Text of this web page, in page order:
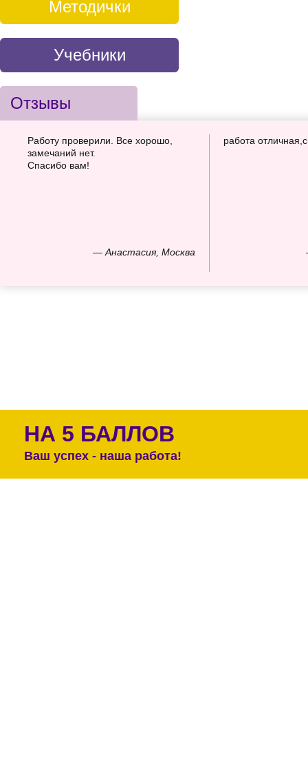
Методички
Учебники
Отзывы
— Анастасия, Москва
Работу проверили. Все хорошо,
замечаний нет.
Спасибо вам!
работа
НА 5 БАЛЛОВ
Ваш успех - наша работа!